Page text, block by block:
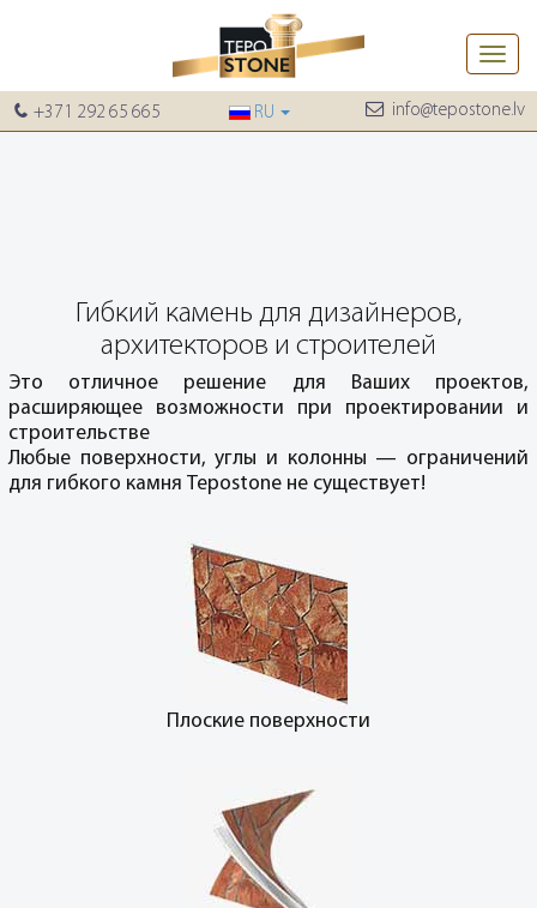
+371 292 65 665 RU info@tepostone.lv
Toggle
Гибкий камень для дизайнеров,
архитекторов и строителей
Это отличное решение для Ваших проектов,
расширяющее возможности при проектировании и
строительстве
Любые поверхности, углы и колонны — ограничений
для гибкого камня Tepostone не существует!
Плоские поверхности